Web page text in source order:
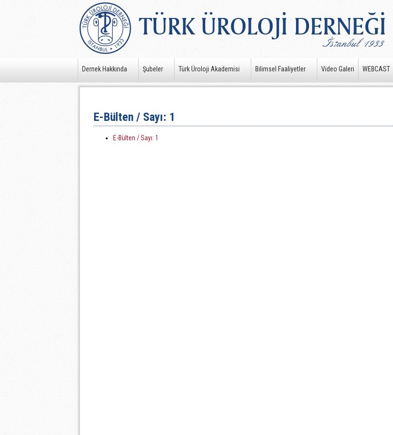
Dernek Hakkında Şubeler Türk Üroloji Akademisi Bilimsel Faaliyetler Video Galeri WEBCAST
E-Bülten / Sayı: 1
E-Bülten / Sayı: 1